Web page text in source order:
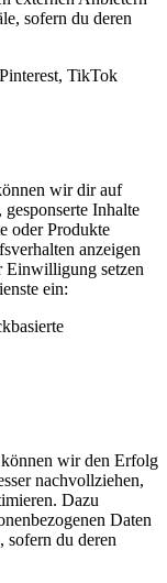
sofern du deren
TikTok
wir dir auf
Inhalte
oder Produkte
anzeigen
Einwilligung setzen
ein:
wir den Erfolg
nachvollziehen,
Dazu
Daten
sofern du deren